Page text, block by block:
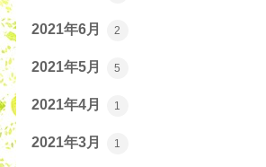
2021年6月 2
2021年5月 5
2021年4月 1
2021年3月 1